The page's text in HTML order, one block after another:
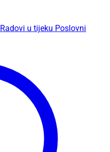
Radovi u tijeku Poslovni